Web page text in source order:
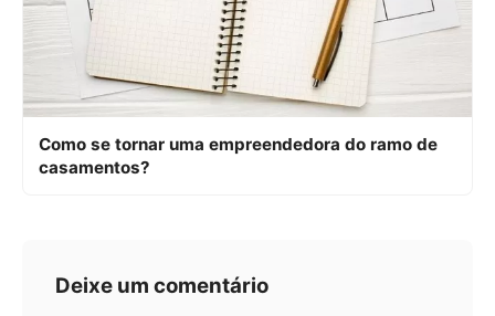
Como se tornar uma empreendedora do ramo de
casamentos?
Deixe um comentário